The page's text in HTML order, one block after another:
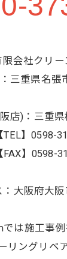
会社クリ
：三重県名張
店)：三重
TEL】0598-
FAX】0598-
：大阪府大
では施工事
リングリペ